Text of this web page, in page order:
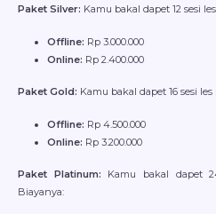
Paket Silver: Kamu bakal dapet 12 sesi
Offline: Rp 3.000.000
Online: Rp 2.400.000
Paket Gold: Kamu bakal dapet 16 sesi
Offline: Rp 4.500.000
Online: Rp 3.200.000
Paket Platinum: Kamu bakal dapet
Biayanya: